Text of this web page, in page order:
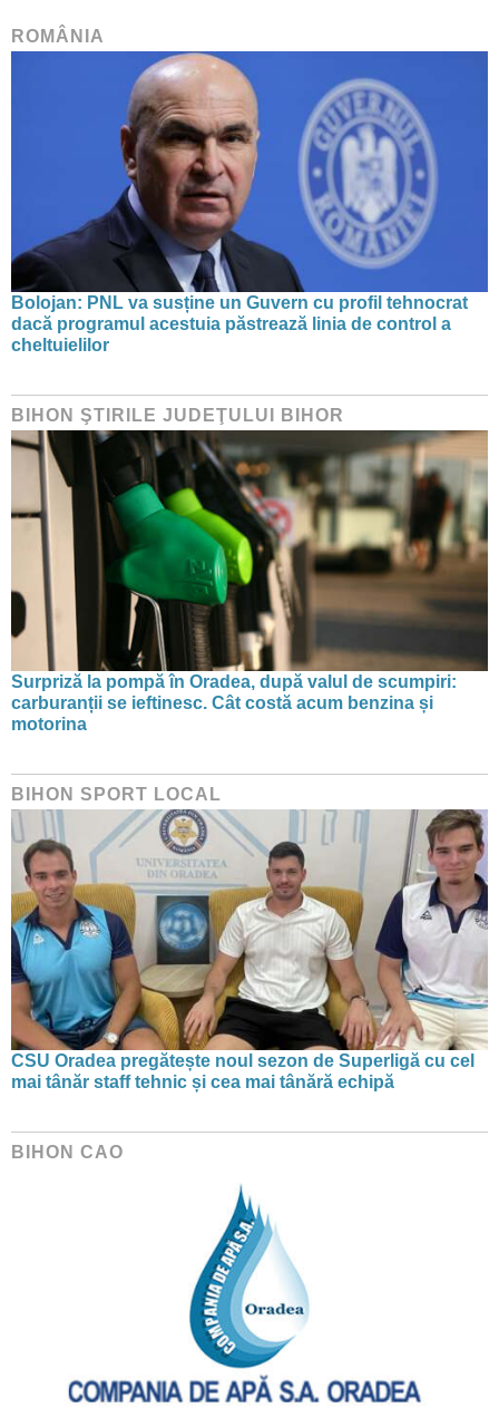
ROMÂNIA
Bolojan: PNL va susține un Guvern cu profil tehnocrat
dacă programul acestuia păstrează linia de control a
cheltuielilor
BIHON ŞTIRILE JUDEŢULUI BIHOR
Surpriză la pompă în Oradea, după valul de scumpiri:
carburanții se ieftinesc. Cât costă acum benzina și
motorina
BIHON SPORT LOCAL
CSU Oradea pregătește noul sezon de Superligă cu cel
mai tânăr staff tehnic și cea mai tânără echipă
BIHON CAO